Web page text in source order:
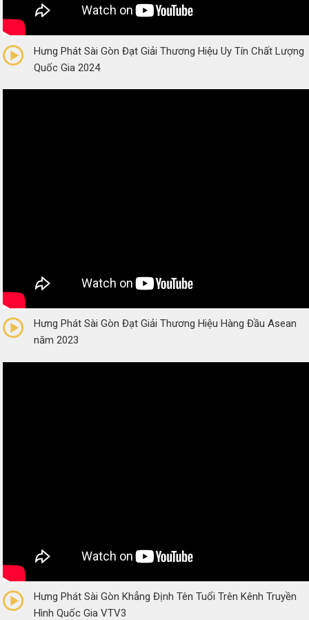
(0 Reviews)
Hưng Phát Sài Gòn Đạt Giải Thương Hiệu Uy Tín Chất Lượng
Quốc Gia 2024
(0 Reviews)
Hưng Phát Sài Gòn Đạt Giải Thương Hiệu Hàng Đầu Asean
năm 2023
(0 Reviews)
Hưng Phát Sài Gòn Khẳng Định Tên Tuổi Trên Kênh Truyền
Hình Quốc Gia VTV3